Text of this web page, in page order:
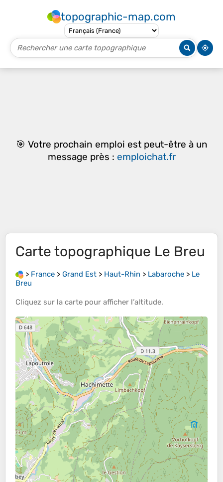
topographic-map.com
🎯 Votre prochain emploi est peut-être à un
message près : emploichat.fr
Carte topographique Le Breu
> France > Grand Est > Haut-Rhin > Labaroche > Le
Breu
Cliquez sur la carte pour afficher l’altitude.